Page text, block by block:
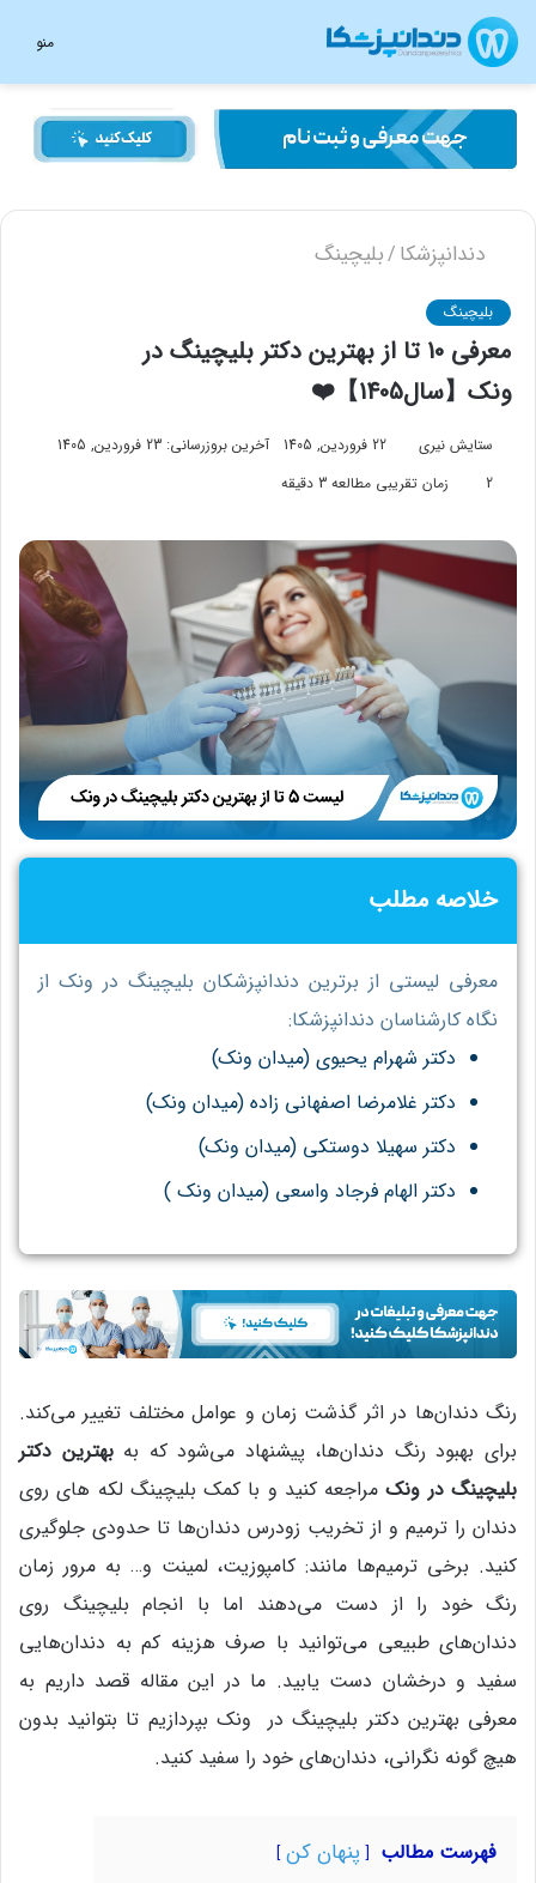
منو
دندانپزشکا /بلیچینگ
بلیچینگ
معرفی 10 تا از بهترین دکتر بلیچینگ در
ونک【سال1405】❤️
ستایش نیری 22 فروردین, 1405
آخرین بروزرسانی: 23 فروردین, 1405
2
زمان تقریبی مطالعه 3 دقیقه
خلاصه مطلب
معرفی لیستی از برترین دندانپزشکان بلیچینگ در ونک از
نگاه کارشناسان دندانپزشکا:
دکتر شهرام یحیوی (میدان ونک)
دکتر غلامرضا اصفهانی زاده (میدان ونک)
دکتر سهیلا دوستکی (میدان ونک)
دکتر الهام فرجاد واسعی (میدان ونک )
رنگ دندان‌ها در اثر گذشت زمان و عوامل مختلف تغییر می‌کند.
برای بهبود رنگ دندان‌ها، پیشنهاد می‌شود که بهبهترین دکتر
بلیچینگ در ونکمراجعه کنید و با کمک بلیچینگ لکه های روی
دندان را ترمیم و از تخریب زودرس دندان‌ها تا حدودی جلوگیری
کنید. برخی ترمیم‌ها مانند: کامپوزیت، لمینت و… به مرور زمان
رنگ خود را از دست می‌دهند اما با انجام بلیچینگ روی
دندان‌های طبیعی می‌توانید با صرف هزینه کم به دندان‌هایی
سفید و درخشان دست یابید. ما در این مقاله قصد داریم به
معرفی بهترین دکتر بلیچینگ در ونک بپردازیم تا بتوانید بدون
هیچ گونه نگرانی، دندان‌های خود را سفید کنید.
فهرست مطالب
پنهان کن